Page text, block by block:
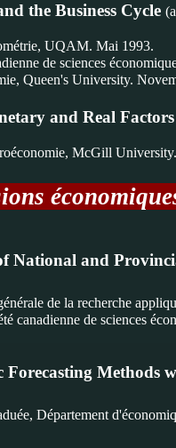
the Business Cycle
UQAM. Mai 1993.
de sciences
Queen's University.
and Real
McGill
National and
de la recherche
canadienne de sciences
Forecasting Methods
Département